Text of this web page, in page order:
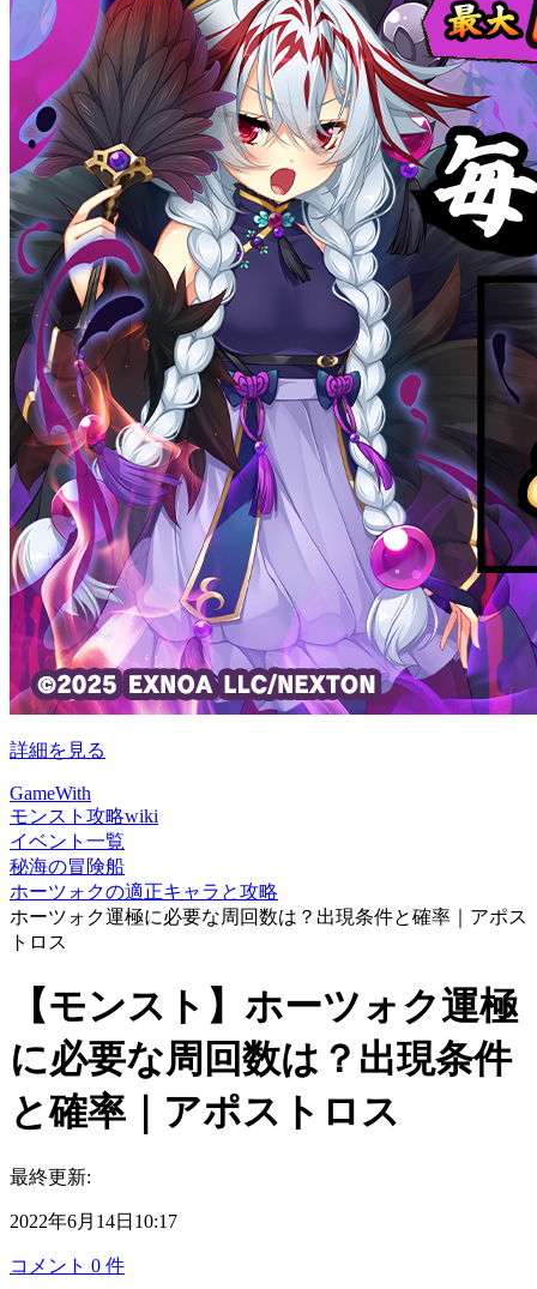
詳細を見る
GameWith
モンスト攻略wiki
イベント一覧
秘海の冒険船
ホーツォクの適正キャラと攻略
ホーツォク運極に必要な周回数は？出現条件と確率｜アポス
トロス
【モンスト】ホーツォク運極
に必要な周回数は？出現条件
と確率｜アポストロス
最終更新:
2022年6月14日10:17
コメント 0 件